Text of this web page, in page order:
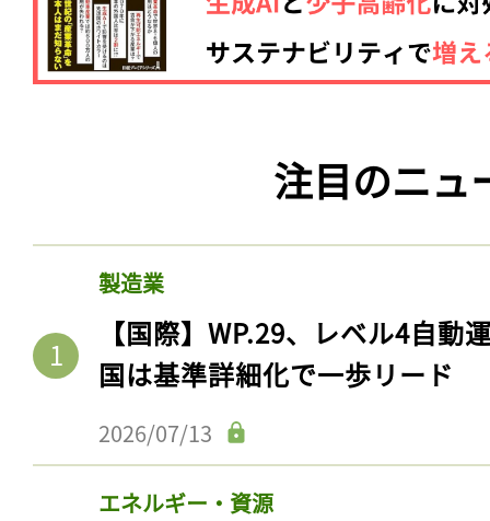
注目のニュ
製造業
【国際】WP.29、レベル4自動
国は基準詳細化で一歩リード
2026/07/13
エネルギー・資源